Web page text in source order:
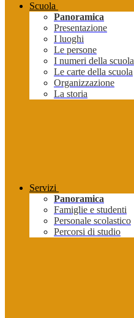
Scuola
Panoramica
Presentazione
I luoghi
Le persone
I numeri della scuola
Le carte della scuola
Organizzazione
La storia
Servizi
Panoramica
Famiglie e studenti
Personale scolastico
Percorsi di studio